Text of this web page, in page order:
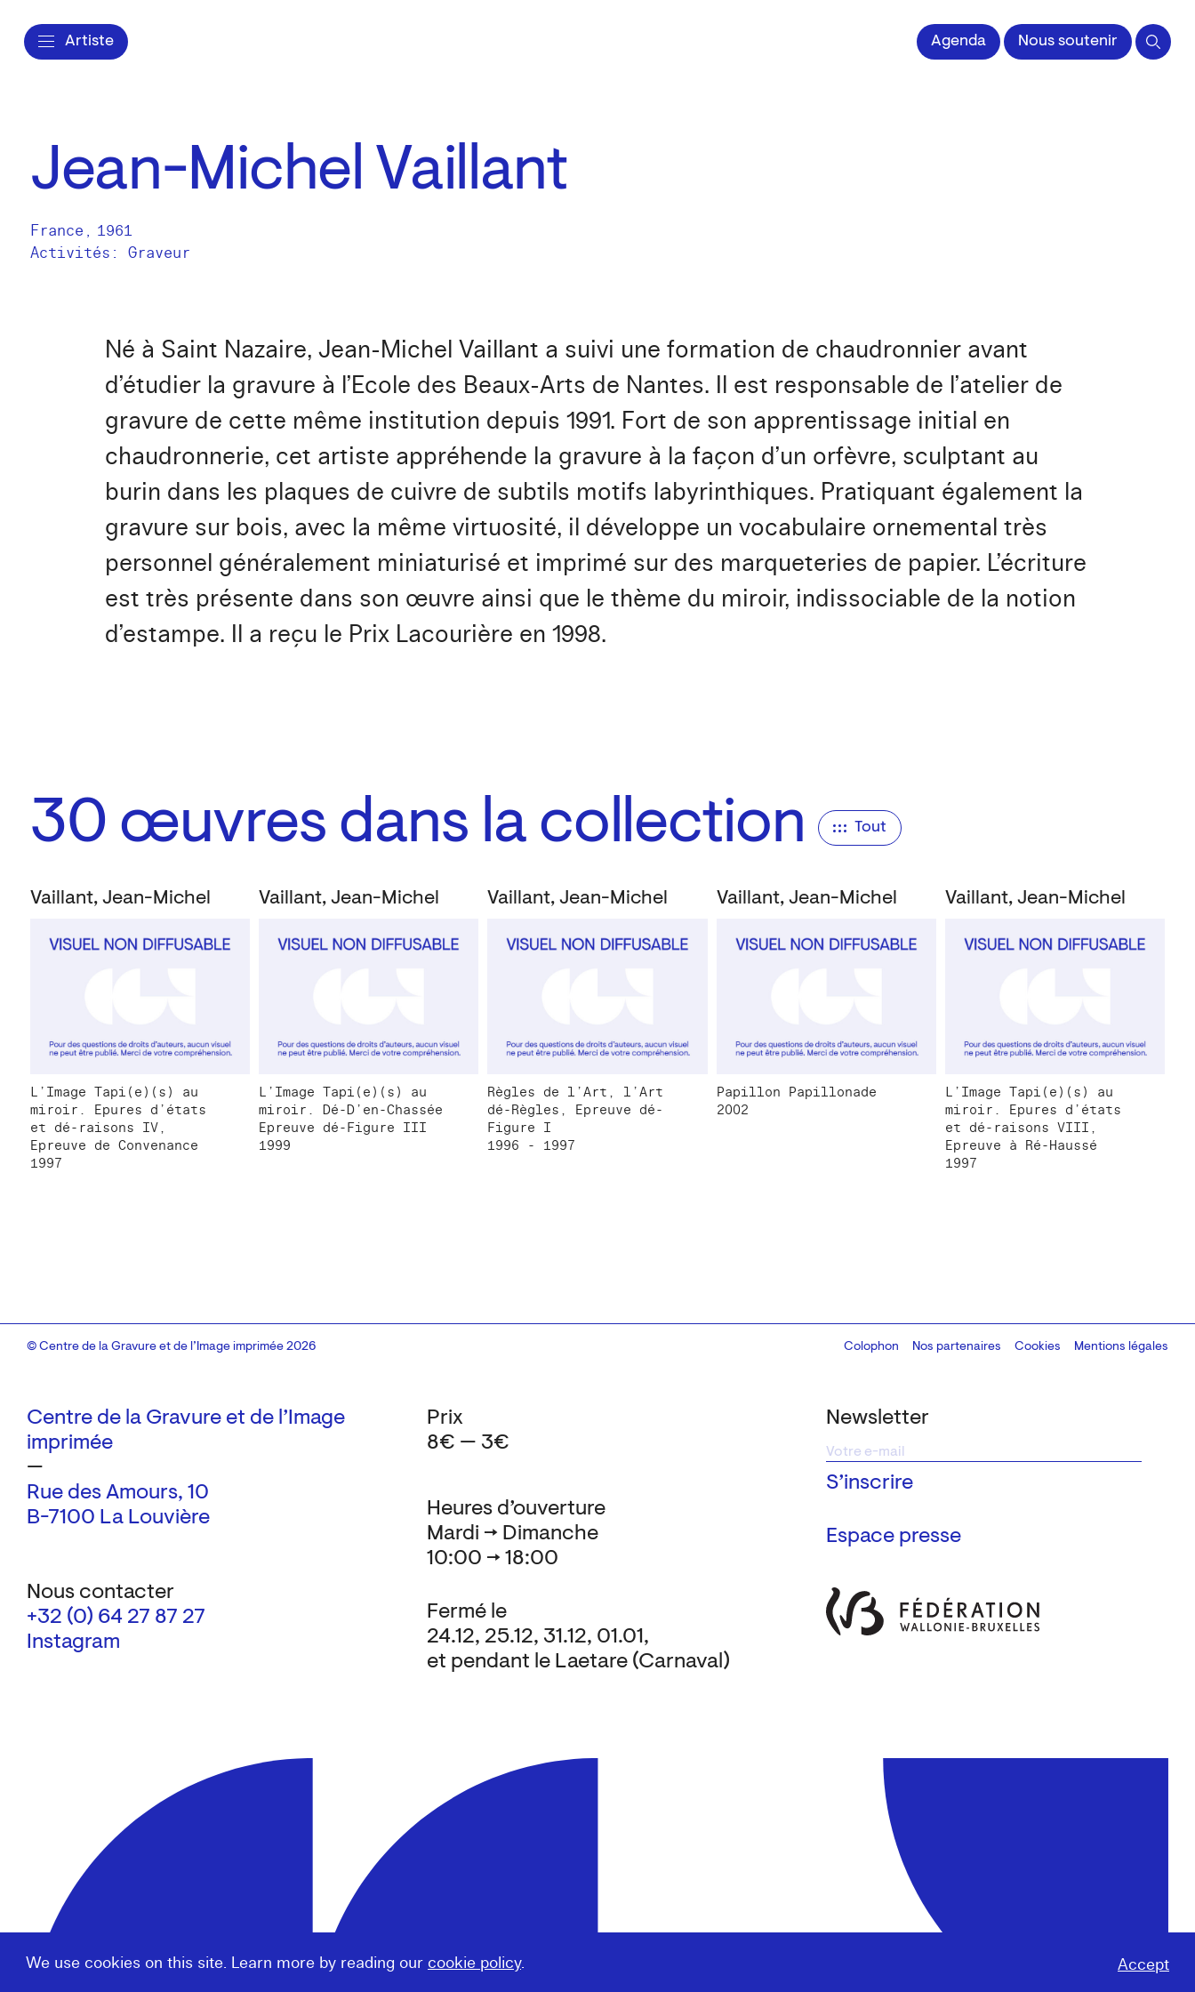
Artiste Agenda Nous soutenir
We use cookies on this site. Learn more by reading our cookie policy. Accept
Jean-Michel Vaillant
France , 1961
Activités: Graveur
Né à Saint Nazaire, Jean-Michel Vaillant a suivi une formation de chaudronnier avant
d’étudier la gravure à l’Ecole des Beaux-Arts de Nantes. Il est responsable de l’atelier de
gravure de cette même institution depuis 1991. Fort de son apprentissage initial en
chaudronnerie, cet artiste appréhende la gravure à la façon d’un orfèvre, sculptant au
burin dans les plaques de cuivre de subtils motifs labyrinthiques. Pratiquant également la
gravure sur bois, avec la même virtuosité, il développe un vocabulaire ornemental très
personnel généralement miniaturisé et imprimé sur des marqueteries de papier. L’écriture
est très présente dans son œuvre ainsi que le thème du miroir, indissociable de la notion
d’estampe. Il a reçu le Prix Lacourière en 1998.
30 œuvres dans la collection Tout
Vaillant, Jean-Michel
L’Image Tapi(e)(s) au
miroir. Epures d’états
et dé-raisons IV,
Epreuve de Convenance
1997
Vaillant, Jean-Michel
L’Image Tapi(e)(s) au
miroir. Dé-D’en-Chassée
Epreuve dé-Figure III
1999
Vaillant, Jean-Michel
Règles de l’Art, l’Art
dé-Règles, Epreuve dé-
Figure I
1996 - 1997
Vaillant, Jean-Michel
Papillon Papillonade
2002
Vaillant, Jean-Michel
L’Image Tapi(e)(s) au
miroir. Epures d’états
et dé-raisons VIII,
Epreuve à Ré-Haussé
1997
Centre de la Gravure et de l’Image
imprimée
—
Rue des Amours, 10
B-7100 La Louvière
Nous contacter
+32 (0) 64 27 87 27
Instagram
Newsletter
Espace presse
Heures d’ouverture
Mardi → Dimanche
10:00 → 18:00
Fermé le
24.12, 25.12, 31.12, 01.01,
et pendant le Laetare (Carnaval)
Prix
8€ — 3€
© Centre de la Gravure et de l’Image imprimée 2026 Colophon
Design:Marcel Kaczmarek, code:8080.studio
Nos partenaires Cookies Mentions légales